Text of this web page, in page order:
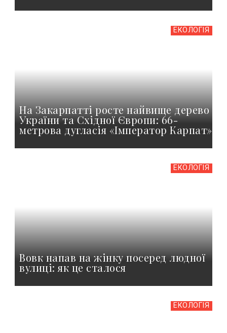
ЕКОЛОГІЯ
На Закарпатті росте найвище дерево
України та Східної Європи: 66-
метрова дугласія «Імператор Карпат»
ЕКОЛОГІЯ
Вовк напав на жінку посеред людної
вулиці: як це сталося
ЕКОЛОГІЯ